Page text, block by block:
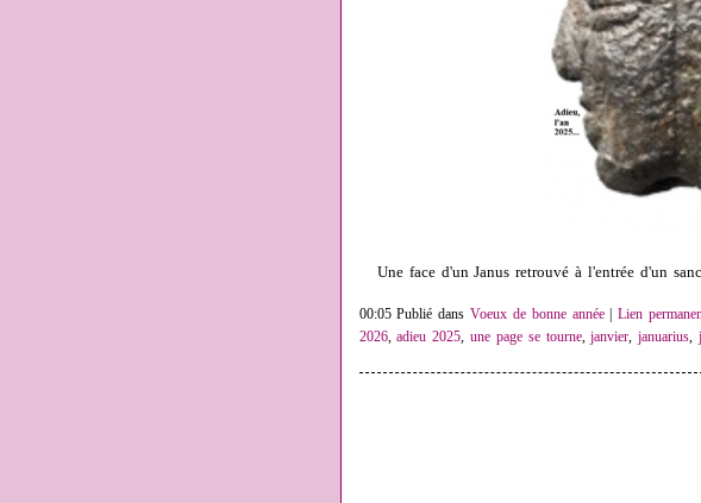
Une face d'un Janus retrouvé à l'entrée d'un
00:05 Publié dansVoeux de bonne année|Lien
2026,adieu 2025,une page se tourne,janvier,januarius,